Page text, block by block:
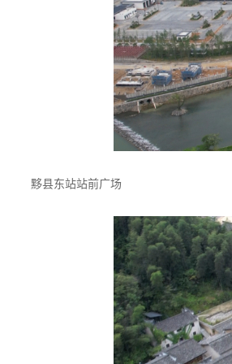
黟县东站站前广场